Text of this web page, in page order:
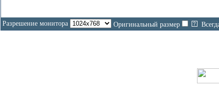
Разрешение монитора Оригинальный размер